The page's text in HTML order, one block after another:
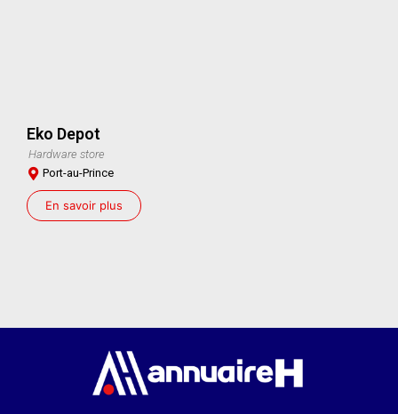
Eko Depot
Hardware store
Port-au-Prince
En savoir plus